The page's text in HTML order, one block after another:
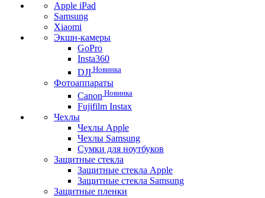
Apple iPad
Samsung
Xiaomi
Экшн-камеры
GoPro
Insta360
DJI Новинка
Фотоаппараты
Canon Новинка
Fujifilm Instax
Чехлы
Чехлы Apple
Чехлы Samsung
Сумки для ноутбуков
Защитные стекла
Защитные стекла Apple
Защитные стекла Samsung
Защитные пленки